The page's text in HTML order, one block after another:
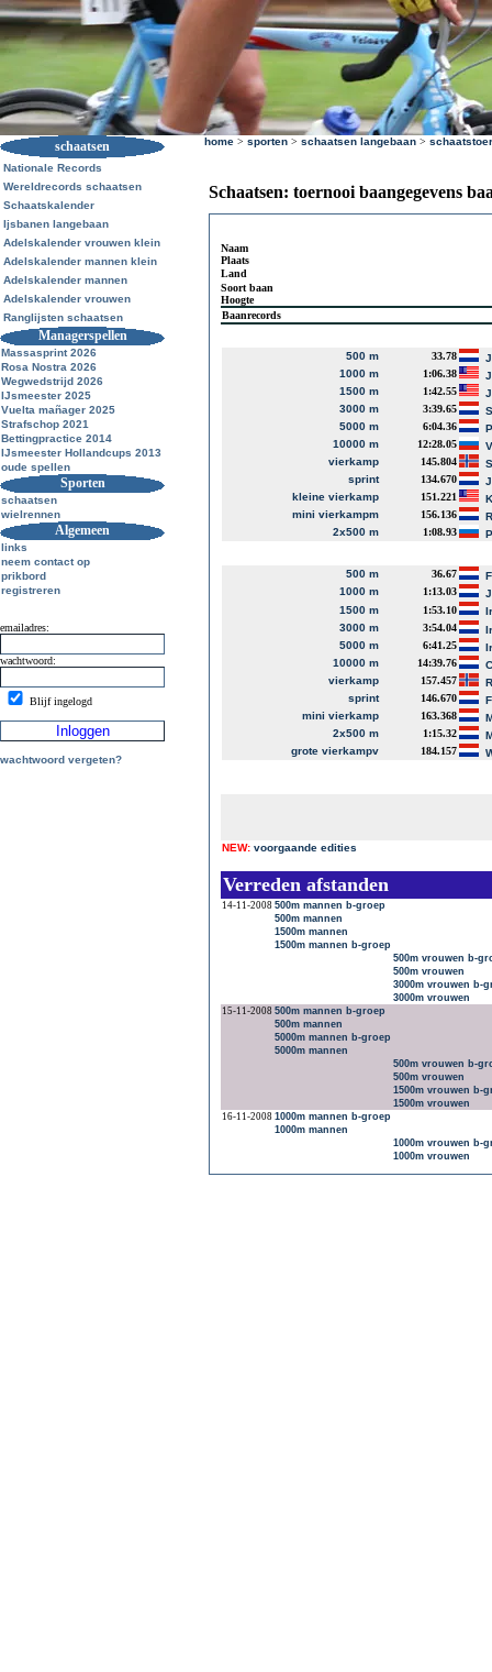
schaatsen
Nationale Records
Wereldrecords schaatsen
Schaatskalender
Ijsbanen langebaan
Adelskalender vrouwen klein
Adelskalender mannen klein
Adelskalender mannen
Adelskalender vrouwen
Ranglijsten schaatsen
Managerspellen
Massasprint 2026
Rosa Nostra 2026
Wegwedstrijd 2026
IJsmeester 2025
Vuelta mañager 2025
Strafschop 2021
Bettingpractice 2014
IJsmeester Hollandcups 2013
oude spellen
Sporten
schaatsen
wielrennen
Algemeen
links
neem contact op
prikbord
registreren
emailadres:
wachtwoord:
Blijf ingelogd
wachtwoord vergeten?
home > sporten > schaatsen langebaan >
Schaatsen: toernooi baangegevens
Naam
Plaats
Land
Soort baan
Hoogte
Baanrecords
500 m 33.78
1000 m
1:06.38
1500 m
1:42.55
3000 m
3:39.65
5000 m
6:04.36
10000 m
12:28.05
vierkamp
145.804
sprint
134.670
kleine vierkamp
151.221
mini vierkampm
156.136
2x500 m
1:08.93
500 m 36.67
1000 m
1:13.03
1500 m
1:53.10
3000 m
3:54.04
5000 m
6:41.25
10000 m
14:39.76
vierkamp
157.457
sprint
146.670
mini vierkamp
163.368
2x500 m
1:15.32
grote vierkampv
184.157
NEW: voorgaande edities
Verreden afstanden
14-11-2008 500m mannen b-groep
500m mannen
1500m mannen
1500m mannen b-groep
500m vrouwen b-
500m vrouwen
3000m vrouwen b-
3000m vrouwen
15-11-2008 500m mannen b-groep
500m mannen
5000m mannen b-groep
5000m mannen
500m vrouwen b-
500m vrouwen
1500m vrouwen b-
1500m vrouwen
16-11-2008 1000m mannen b-groep
1000m mannen
1000m vrouwen b-
1000m vrouwen